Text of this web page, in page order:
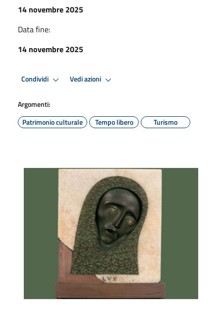
14 novembre 2025
Data fine:
14 novembre 2025
Condividi Vedi azioni
Argomenti:
Patrimonio culturale
Tempo libero Turismo